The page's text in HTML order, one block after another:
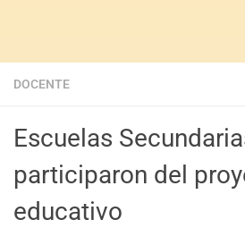
DOCENTE
Escuelas
participaron del
educativo